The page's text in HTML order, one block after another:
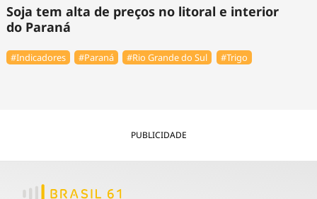
Soja tem alta de preços no litoral e interior
do Paraná
#Indicadores #Paraná #Rio Grande do Sul #Trigo
PUBLICIDADE